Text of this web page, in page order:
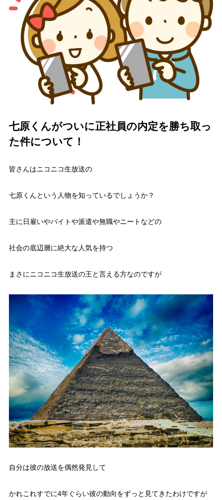
七原くんがついに正社員の内定を勝ち取っ
た件について！
皆さんはニコニコ生放送の
七原くんという人物を知っているでしょうか？
主に日雇いやバイトや派遣や無職やニートなどの
社会の底辺層に絶大な人気を持つ
まさにニコニコ生放送の王と言える方なのですが
自分は彼の放送を偶然発見して
かれこれすでに4年ぐらい彼の動向をずっと見てきたわけですが